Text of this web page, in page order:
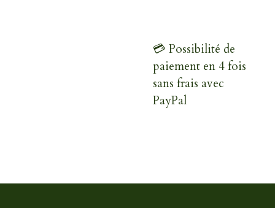
💳 Possibilité de
paiement en 4 fois
sans frais avec
PayPal